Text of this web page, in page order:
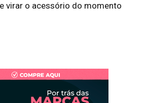
virar o acessório do momento